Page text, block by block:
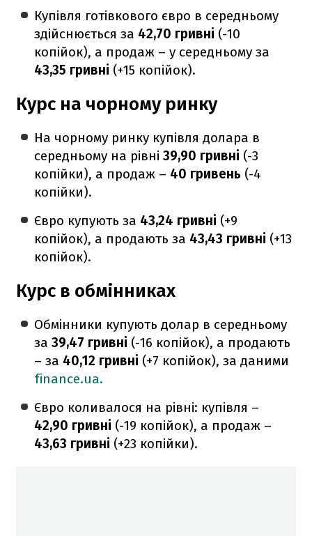
Купівля готівкового євро в середньому
здійснюється за 42,70 гривні (-10
копійок), а продаж – у середньому за
43,35 гривні (+15 копійок).
Курс на чорному ринку
На чорному ринку купівля долара в
середньому на рівні39,90 гривні (-3
копійки), а продаж – 40 гривень (-4
копійки).
Євро купують за 43,24 гривні (+9
копійок), а продають за 43,43 гривні (+13
копійок).
Курс в обмінниках
Обмінники купують долар в середньому
за39,47 гривні (-16 копійок), а продають
– за 40,12 гривні (+7 копійок), за даними
finance.ua.
Євро коливалося на рівні: купівля –
42,90 гривні (-19 копійок), а продаж –
43,63 гривні (+23 копійки).